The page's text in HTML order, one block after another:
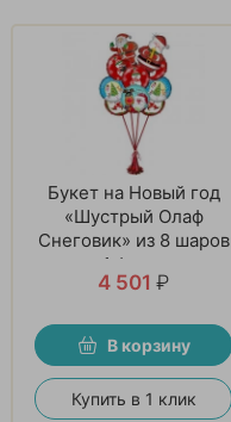
Букет на Новый год
«Шустрый Олаф
Снеговик» из 8 шаров
и 1 фигуры
4 501 ₽
В корзину
Купить в 1 клик